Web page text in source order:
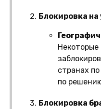
Блокировка на
странах
по
Блокировка